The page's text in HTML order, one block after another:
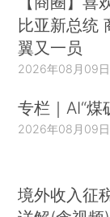
比亚新总统
翼又一员
2026年08月09日
专栏｜AI“煤
2026年08月09日
境外收入征